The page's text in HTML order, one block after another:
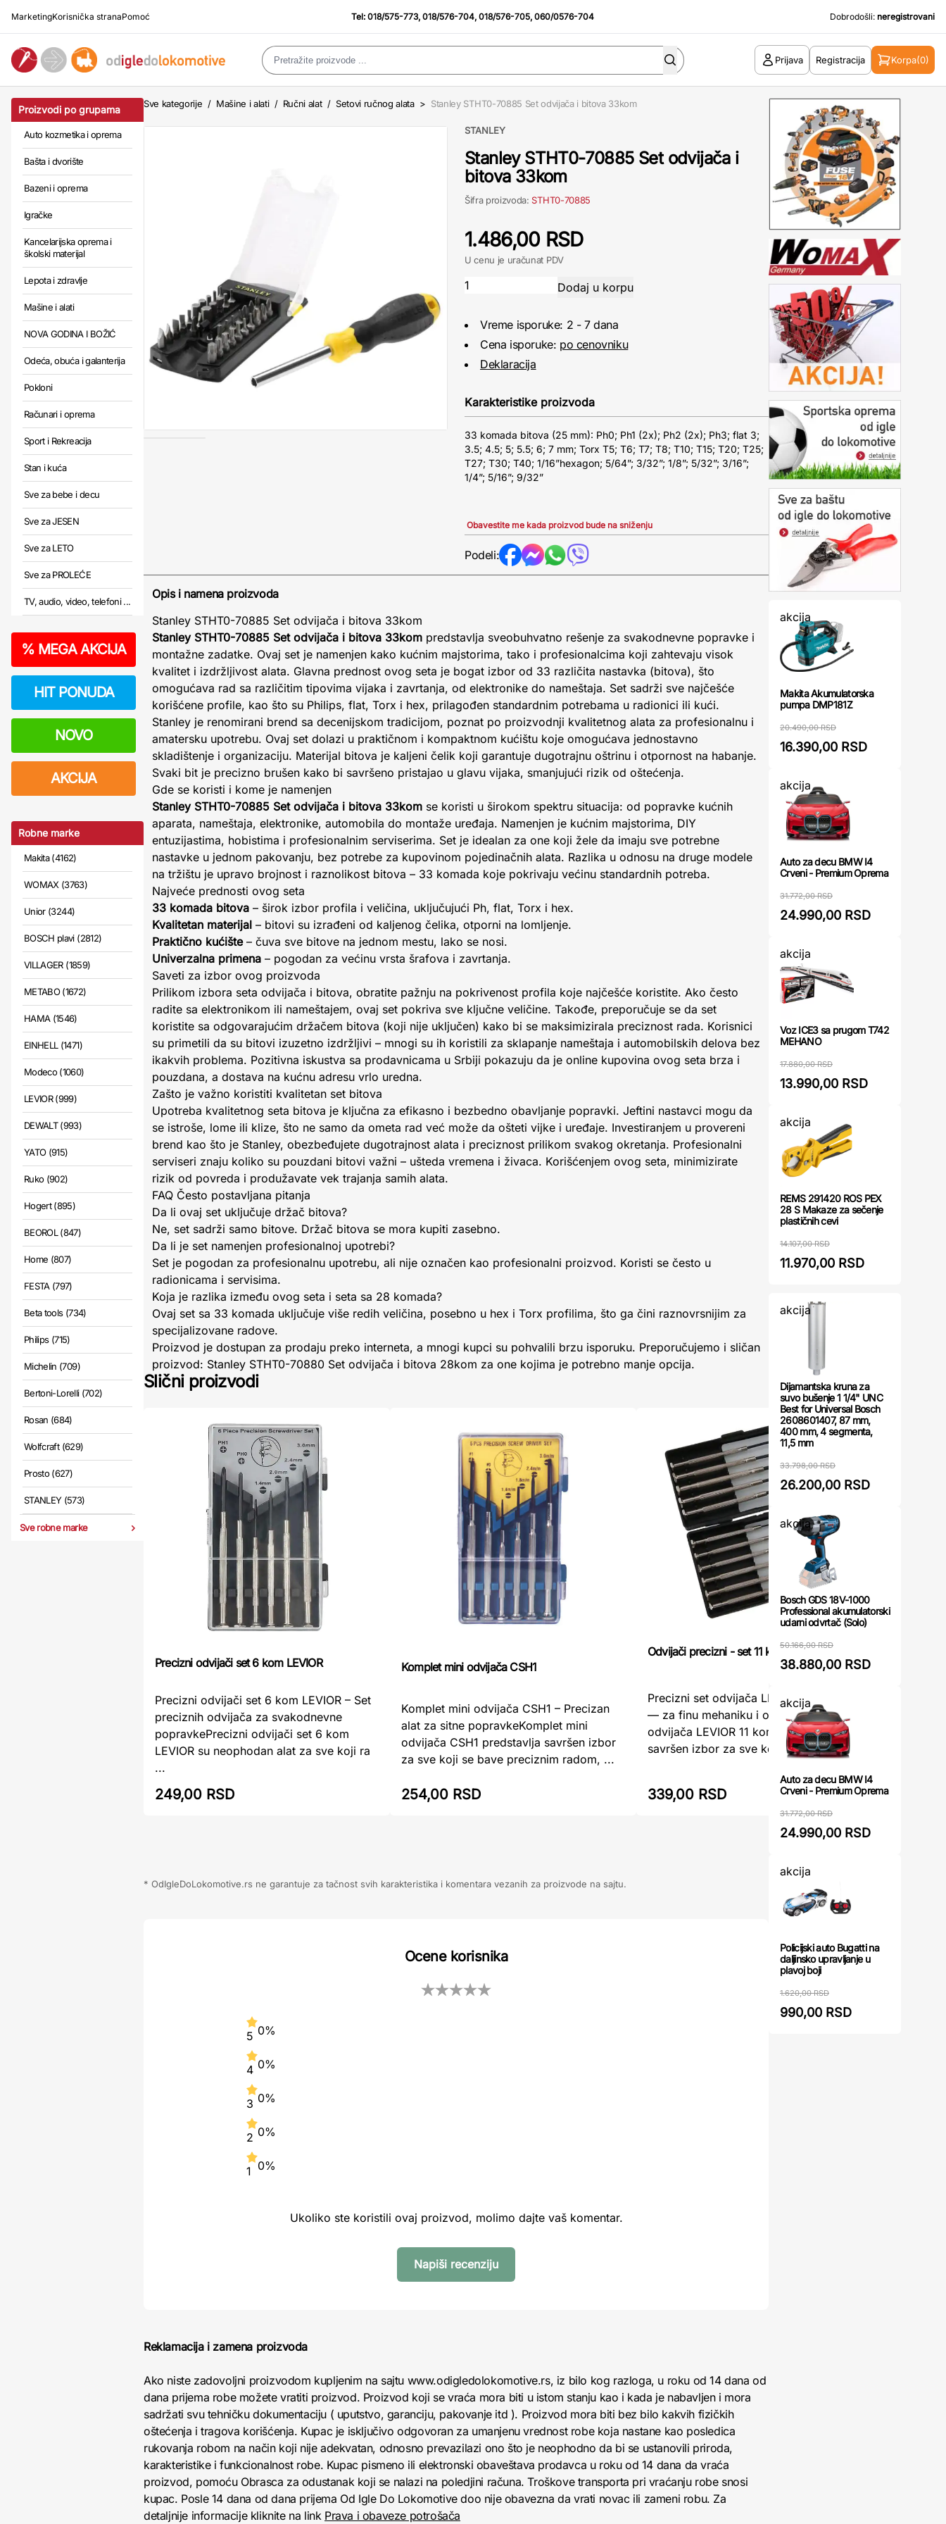
MarketingKorisnička stranaPomoć Tel:018/575-773,018/576-704,018/576-705,060/0576-704 Dobrodošli: neregistrovani
Prijava Registracija Korpa(0)
Proizvodi po grupama
Auto kozmetika i oprema
Bašta i dvorište
Bazeni i oprema
Igračke
Kancelarijska oprema i
školski materijal
Lepota i zdravlje
Mašine i alati
NOVA GODINA I BOŽIĆ
Odeća, obuća i galanterija
Pokloni
Računari i oprema
Sport i Rekreacija
Stan i kuća
Sve za bebe i decu
Sve za JESEN
Sve za LETO
Sve za PROLEĆE
TV, audio, video, telefoni ...
% MEGA AKCIJA
HIT PONUDA
NOVO
AKCIJA
Robne marke
Makita (4162)
WOMAX (3763)
Unior (3244)
BOSCH plavi (2812)
VILLAGER (1859)
METABO (1672)
HAMA (1546)
EINHELL (1471)
Modeco (1060)
LEVIOR (999)
DEWALT (993)
YATO (915)
Ruko (902)
Hogert (895)
BEOROL (847)
Home (807)
FESTA (797)
Beta tools (734)
Philips (715)
Michelin (709)
Bertoni-Lorelli (702)
Rosan (684)
Wolfcraft (629)
Prosto (627)
STANLEY (573)
Sve robne marke
Sve kategorije / Mašine i alati / Ručni alat / Setovi ručnog alata > Stanley STHT0-70885 Set odvijača i bitova 33kom
STANLEY
Stanley STHT0-70885 Set odvijača i
bitova 33kom
Šifra proizvoda: STHT0-70885
1.486,00 RSD
U cenu je uračunat PDV
Vreme isporuke: 2 - 7 dana
Cena isporuke: po cenovniku
Deklaracija
Karakteristike proizvoda
33 komada bitova (25 mm): Ph0; Ph1 (2x); Ph2 (2x); Ph3; flat 3;
3.5; 4.5; 5; 5.5; 6; 7 mm; Torx T5; T6; T7; T8; T10; T15; T20; T25;
T27; T30; T40; 1/16”hexagon; 5/64”; 3/32”; 1/8”; 5/32”; 3/16”;
1/4”; 5/16”; 9/32”
Obavestite me kada proizvod bude na sniženju
Podeli:
Opis i namena proizvoda
Stanley STHT0-70885 Set odvijača i bitova 33kom
Stanley STHT0-70885 Set odvijača i bitova 33kom predstavlja sveobuhvatno rešenje za svakodnevne popravke i
montažne zadatke. Ovaj set je namenjen kako kućnim majstorima, tako i profesionalcima koji zahtevaju visok
kvalitet i izdržljivost alata. Glavna prednost ovog seta je bogat izbor od 33 različita nastavka (bitova), što
omogućava rad sa različitim tipovima vijaka i zavrtanja, od elektronike do nameštaja. Set sadrži sve najčešće
korišćene profile, kao što su Philips, flat, Torx i hex, prilagođen standardnim potrebama u radionici ili kući.
Stanley je renomirani brend sa decenijskom tradicijom, poznat po proizvodnji kvalitetnog alata za profesionalnu i
amatersku upotrebu. Ovaj set dolazi u praktičnom i kompaktnom kućištu koje omogućava jednostavno
skladištenje i organizaciju. Materijal bitova je kaljeni čelik koji garantuje dugotrajnu oštrinu i otpornost na habanje.
Svaki bit je precizno brušen kako bi savršeno pristajao u glavu vijaka, smanjujući rizik od oštećenja.
Gde se koristi i kome je namenjen
Stanley STHT0-70885 Set odvijača i bitova 33kom se koristi u širokom spektru situacija: od popravke kućnih
aparata, nameštaja, elektronike, automobila do montaže uređaja. Namenjen je kućnim majstorima, DIY
entuzijastima, hobistima i profesionalnim serviserima. Set je idealan za one koji žele da imaju sve potrebne
nastavke u jednom pakovanju, bez potrebe za kupovinom pojedinačnih alata. Razlika u odnosu na druge modele
na tržištu je upravo brojnost i raznolikost bitova – 33 komada koje pokrivaju većinu standardnih potreba.
Najveće prednosti ovog seta
33 komada bitova – širok izbor profila i veličina, uključujući Ph, flat, Torx i hex.
Kvalitetan materijal – bitovi su izrađeni od kaljenog čelika, otporni na lomljenje.
Praktično kućište– čuva sve bitove na jednom mestu, lako se nosi.
Univerzalna primena – pogodan za većinu vrsta šrafova i zavrtanja.
Saveti za izbor ovog proizvoda
Prilikom izbora seta odvijača i bitova, obratite pažnju na pokrivenost profila koje najčešće koristite. Ako često
radite sa elektronikom ili nameštajem, ovaj set pokriva sve ključne veličine. Takođe, preporučuje se da set
koristite sa odgovarajućim držačem bitova (koji nije uključen) kako bi se maksimizirala preciznost rada. Korisnici
su primetili da su bitovi izuzetno izdržljivi – mnogi su ih koristili za sklapanje nameštaja i automobilskih delova bez
ikakvih problema. Pozitivna iskustva sa prodavnicama u Srbiji pokazuju da je online kupovina ovog seta brza i
pouzdana, a dostava na kućnu adresu vrlo uredna.
Zašto je važno koristiti kvalitetan set bitova
Upotreba kvalitetnog seta bitova je ključna za efikasno i bezbedno obavljanje popravki. Jeftini nastavci mogu da
se istroše, lome ili klize, što ne samo da ometa rad već može da ošteti vijke i uređaje. Investiranjem u provereni
brend kao što je Stanley, obezbeđujete dugotrajnost alata i preciznost prilikom svakog okretanja. Profesionalni
serviseri znaju koliko su pouzdani bitovi važni – ušteda vremena i živaca. Korišćenjem ovog seta, minimizirate
rizik od povreda i produžavate vek trajanja samih alata.
FAQ Često postavljana pitanja
Da li ovaj set uključuje držač bitova?
Ne, set sadrži samo bitove. Držač bitova se mora kupiti zasebno.
Da li je set namenjen profesionalnoj upotrebi?
Set je pogodan za profesionalnu upotrebu, ali nije označen kao profesionalni proizvod. Koristi se često u
radionicama i servisima.
Koja je razlika između ovog seta i seta sa 28 komada?
Ovaj set sa 33 komada uključuje više redih veličina, posebno u hex i Torx profilima, što ga čini raznovrsnijim za
specijalizovane radove.
Proizvod je dostupan za prodaju preko interneta, a mnogi kupci su pohvalili brzu isporuku. Preporučujemo i sličan
proizvod: Stanley STHT0-70880 Set odvijača i bitova 28kom za one kojima je potrebno manje opcija.
Slični proizvodi
Precizni odvijači set 6 kom LEVIOR
Precizni odvijači set 6 kom LEVIOR – Set
preciznih odvijača za svakodnevne
popravkePrecizni odvijači set 6 kom
LEVIOR su neophodan alat za sve koji ra
...
249,00 RSD
Komplet mini odvijača CSH1
Komplet mini odvijača CSH1 – Precizan
alat za sitne popravkeKomplet mini
odvijača CSH1 predstavlja savršen izbor
za sve koji se bave preciznim radom, ...
254,00 RSD
Odvijači precizni - set 11 komada LEVIOR
Precizni set odvijača LEVIOR 11 komada
— za finu mehaniku i optikuSet preciznih
odvijača LEVIOR 11 komada predstavlja
savršen izbor za sve koji zahtev ...
339,00 RSD
* OdIgleDoLokomotive.rs ne garantuje za tačnost svih karakteristika i komentara vezanih za proizvode na sajtu.
Ocene korisnika
5 0%
4 0%
3 0%
2 0%
1 0%
Ukoliko ste koristili ovaj proizvod, molimo dajte vaš komentar.
Napiši recenziju
Reklamacija i zamena proizvoda
Ako niste zadovoljni proizvodom kupljenim na sajtu www.odigledolokomotive.rs, iz bilo kog razloga, u roku od 14 dana od
dana prijema robe možete vratiti proizvod. Proizvod koji se vraća mora biti u istom stanju kao i kada je nabavljen i mora
sadržati svu tehničku dokumentaciju ( uputstvo, garanciju, pakovanje itd ). Proizvod mora biti bez bilo kakvih fizičkih
oštećenja i tragova korišćenja. Kupac je isključivo odgovoran za umanjenu vrednost robe koja nastane kao posledica
rukovanja robom na način koji nije adekvatan, odnosno prevazilazi ono što je neophodno da bi se ustanovili priroda,
karakteristike i funkcionalnost robe. Kupac pismeno ili elektronski obaveštava prodavca u roku od 14 dana da vraća
proizvod, pomoću Obrasca za odustanak koji se nalazi na poledjini računa. Troškove transporta pri vraćanju robe snosi
kupac. Posle 14 dana od dana prijema Od Igle Do Lokomotive doo nije obavezna da vrati novac ili zameni robu. Za
detaljnije informacije kliknite na link Prava i obaveze potrošača
akcija
Makita Akumulatorska
pumpa DMP181Z
20.490,00 RSD
16.390,00 RSD
akcija
Auto za decu BMW I4
Crveni - Premium Oprema
31.772,00 RSD
24.990,00 RSD
akcija
Voz ICE3 sa prugom T742
MEHANO
17.880,00 RSD
13.990,00 RSD
akcija
REMS 291420 ROS PEX
28 S Makaze za sečenje
plastičnih cevi
14.107,00 RSD
11.970,00 RSD
akcija
Dijamantska kruna za
suvo bušenje 1 1/4" UNC
Best for Universal Bosch
2608601407, 87 mm,
400 mm, 4 segmenta,
11,5 mm
33.798,00 RSD
26.200,00 RSD
akcija
Bosch GDS 18V-1000
Professional akumulatorski
udarni odvrtač (Solo)
50.166,00 RSD
38.880,00 RSD
akcija
Auto za decu BMW I4
Crveni - Premium Oprema
31.772,00 RSD
24.990,00 RSD
akcija
Policijski auto Bugatti na
daljinsko upravljanje u
plavoj boji
1.620,00 RSD
990,00 RSD